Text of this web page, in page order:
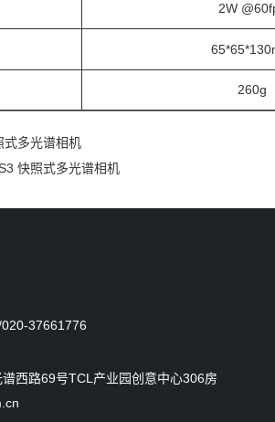
2W
65
260g
式多光谱相机
快照式多光谱相机
020-37661776
西路69号TCL产业园创意中心306房